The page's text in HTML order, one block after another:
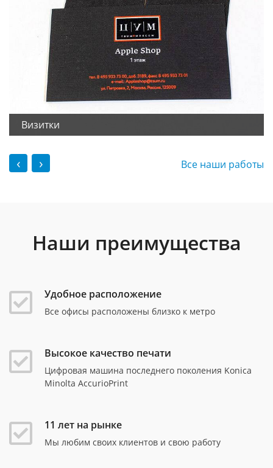
Визитки
‹ › Все наши работы
Наши преимущества
Удобное расположение
Все офисы расположены близко к метро
Высокое качество печати
Цифровая машина последнего поколения Konica
Minolta AccurioPrint
11 лет на рынке
Мы любим своих клиентов и свою работу